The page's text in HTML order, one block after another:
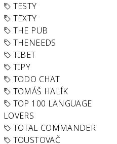
TESTY
TEXTY
THE PUB
THENEEDS
TIBET
TIPY
TODO CHAT
TOMÁŠ HALÍK
TOP 100 LANGUAGE
LOVERS
TOTAL COMMANDER
TOUSTOVAČ